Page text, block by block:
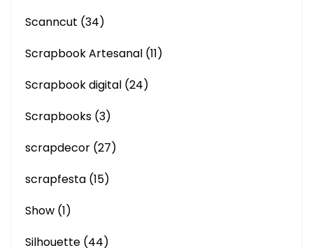
Scanncut (34)
Scrapbook Artesanal (11)
Scrapbook digital (24)
Scrapbooks (3)
scrapdecor (27)
scrapfesta (15)
Show (1)
Silhouette (44)